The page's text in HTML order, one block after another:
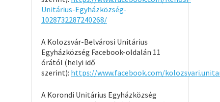
Unitárius-Egyházközség-
1028732287240268/
A Kolozsvár-Belvárosi Unitárius
Egyházközség Facebook-oldalán 11
órától (helyi idő
szerint): https://www.facebook.com/
A Korondi Unitárius Egyházközség